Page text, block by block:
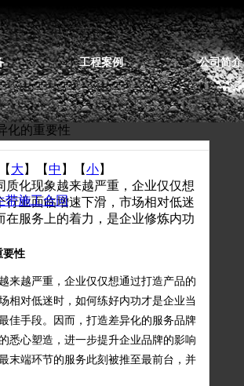
工程案例 公司简介
化的重要性
大 】【中 】【小】
化现象越来越严重，企业仅仅想
业面临增速下滑，市场相对低迷
服务上的着力，是企业修炼内功
要性
来越严重，企业仅仅想通过打造产品的
相对低迷时，如何练好内功才是企业当
佳手段。因而，打造差异化的服务品牌
悉心塑造，进一步提升企业品牌的影响
末端环节的服务此刻被推至最前台，并
带施工合同